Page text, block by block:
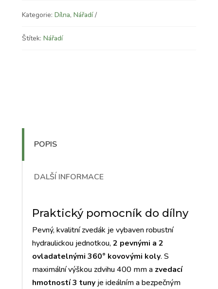
Kategorie: Dílna, Nářadí
Štítek: Nářadí
POPIS
DALŠÍ INFORMACE
Praktický pomocník do dílny
Pevný, kvalitní zvedák je vybaven robustní
hydraulickou jednotkou,2 pevnými a 2
ovladatelnými 360° kovovými koly. S
maximální výškou zdvihu 400 mm a zvedací
hmotností 3 tunyje ideálním a bezpečným